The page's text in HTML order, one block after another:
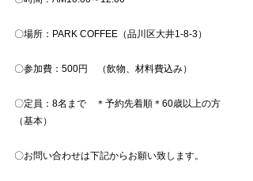
〇場所：PARK COFFEE（品川区大井1-8-3）
〇参加費：500円　（飲物、材料費込み）
〇定員：8名まで　＊予約先着順＊60歳以上の方
（基本）
〇お問い合わせは下記からお願い致します。